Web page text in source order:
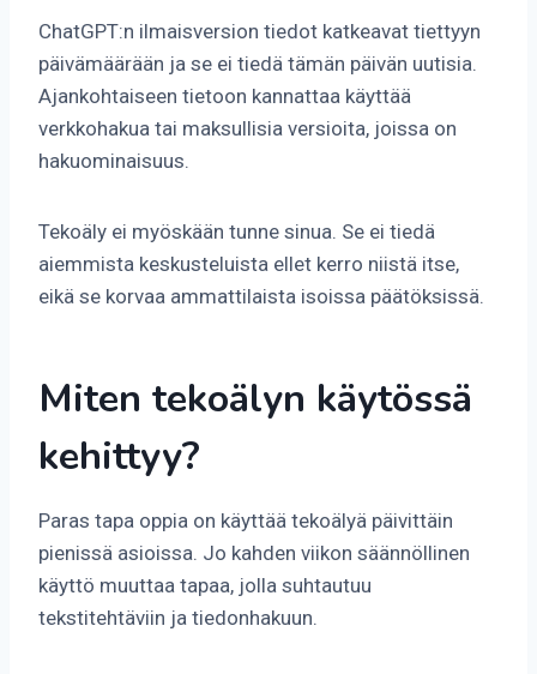
ChatGPT:n ilmaisversion tiedot katkeavat tiettyyn
päivämäärään ja se ei tiedä tämän päivän uutisia.
Ajankohtaiseen tietoon kannattaa käyttää
verkkohakua tai maksullisia versioita, joissa on
hakuominaisuus.
Tekoäly ei myöskään tunne sinua. Se ei tiedä
aiemmista keskusteluista ellet kerro niistä itse,
eikä se korvaa ammattilaista isoissa päätöksissä.
Miten tekoälyn käytössä
kehittyy?
Paras tapa oppia on käyttää tekoälyä päivittäin
pienissä asioissa. Jo kahden viikon säännöllinen
käyttö muuttaa tapaa, jolla suhtautuu
tekstitehtäviin ja tiedonhakuun.